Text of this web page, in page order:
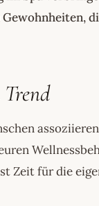
Zeit für die